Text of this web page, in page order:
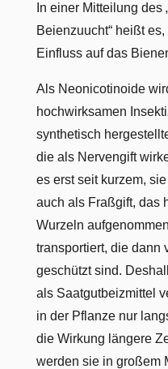
In einer Mitteilung des
Beienzuucht“ heißt
Einfluss auf das
Als Neonicotinoide
hochwirksamen
synthetisch
die als Nervengift
es erst seit kurzem,
auch als Fraßgift, das
Wurzeln
transportiert, die dann
geschützt sind.
als Saatgutbeizmittel
in der Pflanze nur
die Wirkung längere
werden sie in großem